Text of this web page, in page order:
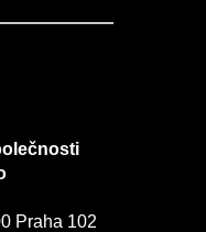
Praha 102